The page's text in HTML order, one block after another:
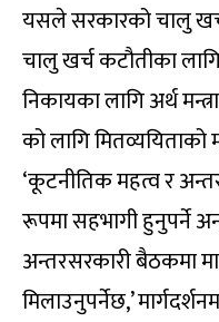
यसले सरकारको चालु
चालु खर्च कटौतीका
निकायका लागि अर्थ
को लागि मितव्ययिताको
‘कूटनीतिक महत्व र
रूपमा सहभागी हुनुपर्ने
अन्तरसरकारी बैठकमा
मिलाउनुपर्नेछ,’